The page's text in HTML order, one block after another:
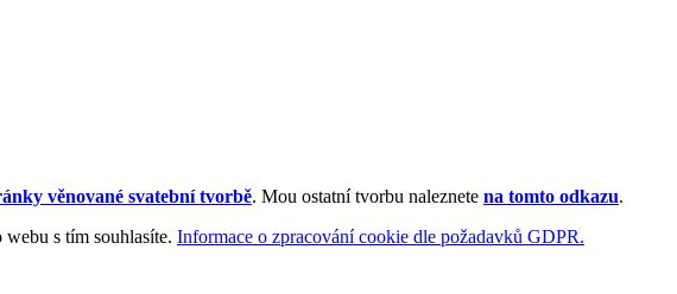
věnované svatební tvorbě. Mou ostatní tvorbu naleznete na tomto odkazu.
s tím souhlasíte. Informace o zpracování cookie dle požadavků GDPR.